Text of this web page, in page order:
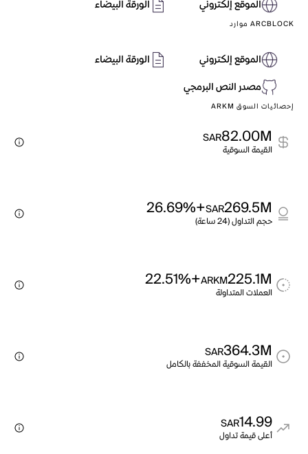
الموقع إلكتروني الورقة البيضاء
ARCBLOCK موارد
الموقع إلكتروني
الورقة البيضاء
مصدر النص البرمجي
إحصائيات السوق ARKM
82.00M
SAR
القيمة السوقية
269.5M
SAR
+26.69%
حجم التداول (24 ساعة)
225.1M
ARKM
+22.51%
العملات المتداولة
364.3M
SAR
القيمة السوقية المخففة بالكامل
14.99
SAR
أعلى قيمة تداول